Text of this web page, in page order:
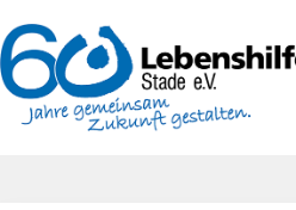
Inhalt
springen